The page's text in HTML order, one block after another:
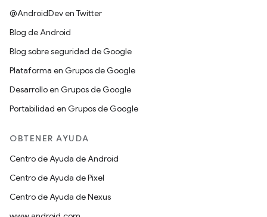
@AndroidDev en Twitter
Blog de Android
Blog sobre seguridad de Google
Plataforma en Grupos de Google
Desarrollo en Grupos de Google
Portabilidad en Grupos de Google
OBTENER AYUDA
Centro de Ayuda de Android
Centro de Ayuda de Pixel
Centro de Ayuda de Nexus